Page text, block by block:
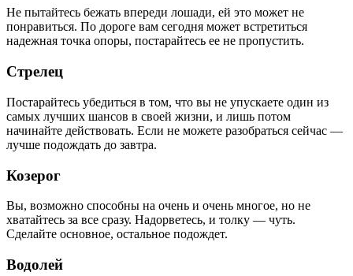
Не пытайтесь бежать впереди лошади, ей это может не
понравиться. По дороге вам сегодня может встретиться
надежная точка опоры, постарайтесь ее не пропустить.
Стрелец
Постарайтесь убедиться в том, что вы не упускаете один из
самых лучших шансов в своей жизни, и лишь потом
начинайте действовать. Если не можете разобраться сейчас —
лучше подождать до завтра.
Козерог
Вы, возможно способны на очень и очень многое, но не
хватайтесь за все сразу. Надорветесь, и толку — чуть.
Сделайте основное, остальное подождет.
Водолей